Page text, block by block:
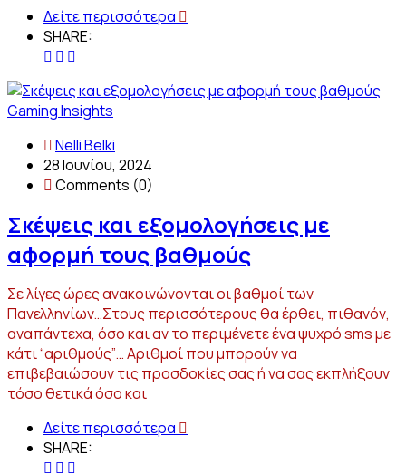
Δείτε περισσότερα
SHARE:
Gaming Insights
Nelli Belki
28 Ιουνίου, 2024
Comments (0)
Σκέψεις και εξομολογήσεις με
αφορμή τους βαθμούς
Σε λίγες ώρες ανακοινώνονται οι βαθμοί των
Πανελληνίων…Στους περισσότερους θα έρθει, πιθανόν,
αναπάντεχα, όσο και αν το περιμένετε ένα ψυχρό sms με
κάτι “αριθμούς”… Αριθμοί που μπορούν να
επιβεβαιώσουν τις προσδοκίες σας ή να σας εκπλήξουν
τόσο θετικά όσο και
Δείτε περισσότερα
SHARE: